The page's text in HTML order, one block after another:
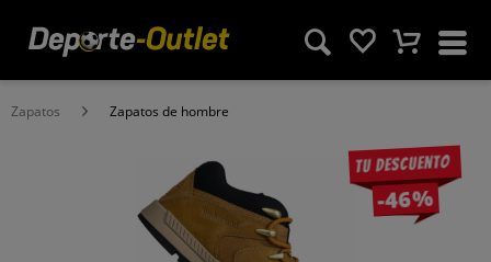
Zapatos Zapatos de hombre
Tu descuento
-46%